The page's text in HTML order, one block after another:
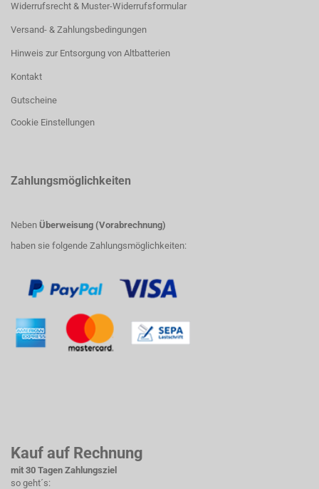
Widerrufsrecht & Muster-Widerrufsformular
Versand- & Zahlungsbedingungen
Hinweis zur Entsorgung von Altbatterien
Kontakt
Gutscheine
Cookie Einstellungen
Zahlungsmöglichkeiten
Neben Überweisung (Vorabrechnung)
haben sie folgende Zahlungsmöglichkeiten:
Kauf auf Rechnung
mit 30 Tagen Zahlungsziel
so geht´s: